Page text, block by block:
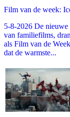
Film van de week:
5-8-2026 De nieuwe
van familiefilms,
als Film van de
dat de warmste...